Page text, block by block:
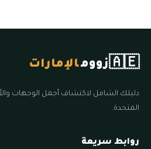
🇦🇪زووم الإمارات
دليلك الشامل لاكتشاف أجمل الوجهات
المتحدة.
روابط سريعة